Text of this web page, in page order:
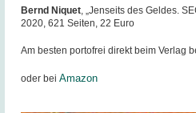
Bernd Niquet, „Jenseits des Geldes.
2020, 621 Seiten, 22 Euro
Am besten portofrei direkt beim Verlag
oder bei Amazon